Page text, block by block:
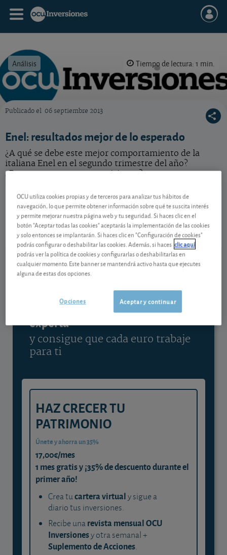
Análisis Tiempo de lectura: 1 min.
Publicado el 06 septiembre 2013
Enel: resultados mejor de lo esperado
¿A qué se debe este mejor comportamiento de la
italiana Enel en el segundo trimestre del año?
¿Retocamos nuestras previsiones?
Enel
IT0003128367
07/08/2026 Milán
9,898 EUR
-0,073 EUR (-0,73 %)
Ver detalladamente
Contenido reservado a SOCIOS
Gestiona tu dinero con visión
experta
y consigue que cada euro trabaje
para ti
HAZ CRECER TU
PATRIMONIO
Únete y ahorra un 35%
17,00€/mes
1 mes gratis y ¡35% de descuento durante el
primer año!
Crea tucartera virtualy sigue a
diario tus inversiones.
Recibe unarevista mensual OCU
Inversionesy otra semanal +
Suplemento de Acciones.
OCU utiliza cookies propias y de terceros para analizar tus hábitos de
navegación, lo que permite obtener información sobre qué te suscita interés
y permite mejorar nuestra página web y tu seguridad. Si haces clic en el
botón "Aceptar todas las cookies" aceptarás la implementación de las cookies
y solo entonces se implantarán. Si haces clic en "Configuración de cookies"
podrás configurar o deshabilitar las cookies. Además, si haces clic aquí
podrás ver la política de cookies y configurarlas o deshabilitarlas en
cualquier momento. Este banner se mantendrá activo hasta que ejecutes
alguna de estas dos opciones.
Aceptar y continuar
Opciones